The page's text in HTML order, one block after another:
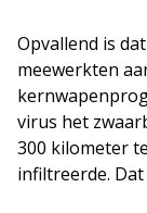
Opvallend is
meewerkten
virus het
300 kilometer
infiltreerde.